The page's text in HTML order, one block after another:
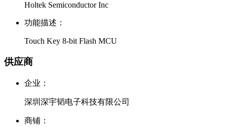
Holtek Semiconductor Inc
功能描述：
Touch Key 8-bit Flash MCU
供应商
企业：
深圳深宇韬电子科技有限公司
商铺：